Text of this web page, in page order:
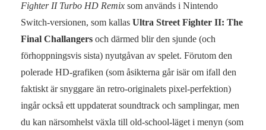
Fighter II Turbo HD Remix som används i Nintendo
Switch-versionen, som kallas Ultra Street Fighter II: The
Final Challangers och därmed blir den sjunde (och
förhoppningsvis sista) nyutgåvan av spelet. Förutom den
polerade HD-grafiken (som åsikterna går isär om ifall den
faktiskt är snyggare än retro-originalets pixel-perfektion)
ingår också ett uppdaterat soundtrack och samplingar, men
du kan närsomhelst växla till old-school-läget i menyn (som